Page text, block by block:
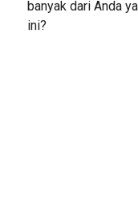
banyak dari Anda
ini?